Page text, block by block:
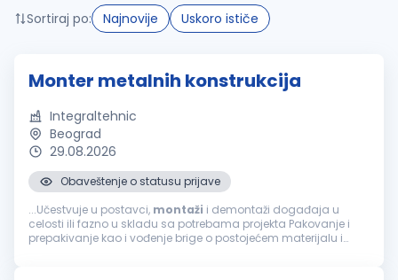
Sortiraj po: Najnovije Uskoro ističe
Monter metalnih konstrukcija
Integraltehnic
Beograd
29.08.2026
Obaveštenje o statusu prijave
...Učestvuje u postavci, montaži i demontaži događaja u
celosti ili fazno u skladu sa potrebama projekta Pakovanje i
prepakivanje kao i vođenje brige o postojećem materijalu i